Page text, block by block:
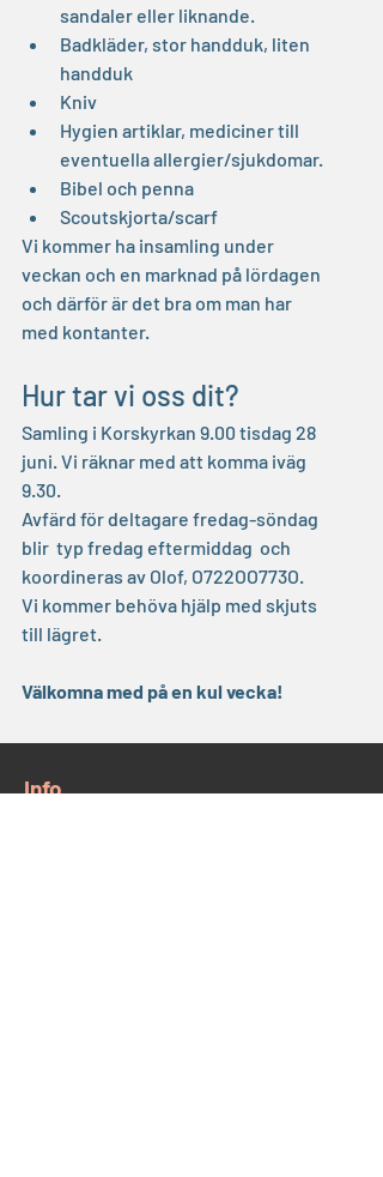
sandaler eller liknande.
Badkläder, stor handduk, liten
handduk
Kniv
Hygien artiklar, mediciner till
eventuella allergier/sjukdomar.
Bibel och penna
Scoutskjorta/scarf
Vi kommer ha insamling under
veckan och en marknad på lördagen
och därför är det bra om man har
med kontanter.
Hur tar vi oss dit?
Samling i Korskyrkan 9.00 tisdag 28
juni. Vi räknar med att komma iväg
9.30.
Avfärd för deltagare fredag-söndag
blir  typ fredag eftermiddag  och
koordineras av Olof, O722OO773O.
Vi kommer behöva hjälp med skjuts
till lägret.
Välkomna med på en kul vecka!
​Info